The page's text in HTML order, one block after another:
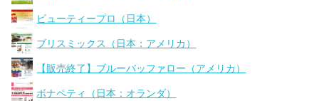
ビューティープロ（日本）
ブリスミックス（日本：アメリカ）
【販売終了】ブルーバッファロー（アメリカ）
ボナペティ（日本：オランダ）